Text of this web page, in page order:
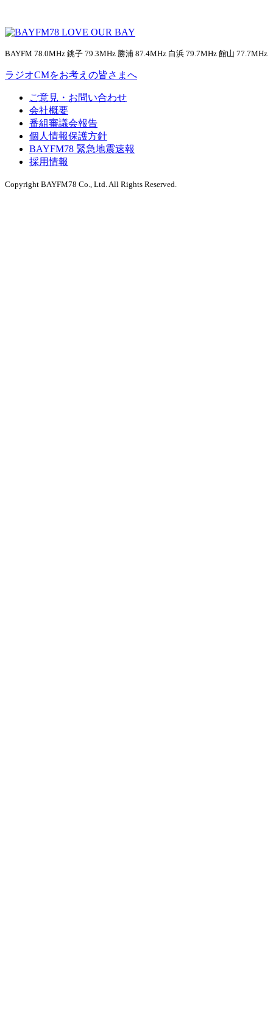
BAYFM 78.0MHz 銚子 79.3MHz 勝浦 87.4MHz 白浜 79.7MHz 館山 77.7MHz
ラジオCMをお考えの皆さまへ
ご意見・お問い合わせ
会社概要
番組審議会報告
個人情報保護方針
BAYFM78 緊急地震速報
採用情報
Copyright BAYFM78 Co., Ltd. All Rights Reserved.